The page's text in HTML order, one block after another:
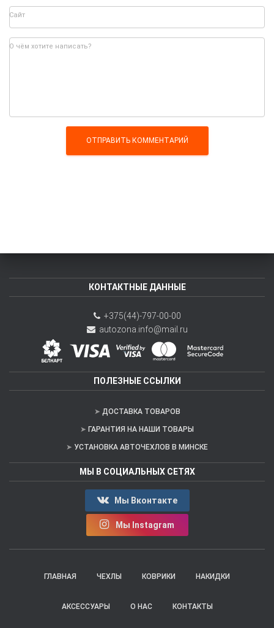
Сайт
О чём хотите написать?
КОНТАКТНЫЕ ДАННЫЕ
+375(44)-797-00-00
autozona.info@mail.ru
ПОЛЕЗНЫЕ ССЫЛКИ
ДОСТАВКА ТОВАРОВ
ГАРАНТИЯ НА НАШИ ТОВАРЫ
УСТАНОВКА АВТОЧЕХЛОВ В МИНСКЕ
МЫ В СОЦИАЛЬНЫХ СЕТЯХ
Мы Вконтакте
Мы Instagram
ГЛАВНАЯ ЧЕХЛЫ КОВРИКИ НАКИДКИ
АКСЕССУАРЫ О НАС КОНТАКТЫ